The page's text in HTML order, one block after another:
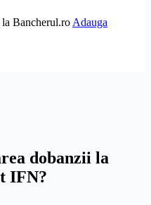
Bancherul.ro Adauga
dobanzii la
IFN?